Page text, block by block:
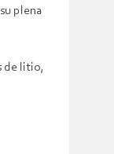
plena
de litio,